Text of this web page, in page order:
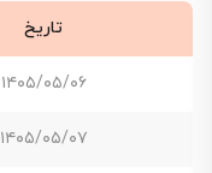
تاریخ
۱۴۰۵/۰۵/۰۶
۱۴۰۵/۰۵/۰۷